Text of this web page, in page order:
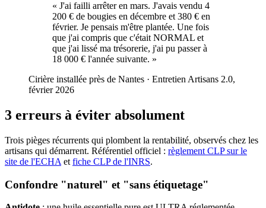
« J'ai failli arrêter en mars. J'avais vendu 4
200 € de bougies en décembre et 380 € en
février. Je pensais m'être plantée. Une fois
que j'ai compris que c'était NORMAL et
que j'ai lissé ma trésorerie, j'ai pu passer à
18 000 € l'année suivante. »
Cirière installée près de Nantes · Entretien Artisans 2.0,
février 2026
3 erreurs à éviter absolument
Trois pièges récurrents qui plombent la rentabilité, observés chez les
artisans qui démarrent. Référentiel officiel : règlement CLP sur le
site de l'ECHA et fiche CLP de l'INRS.
Confondre "naturel" et "sans étiquetage"